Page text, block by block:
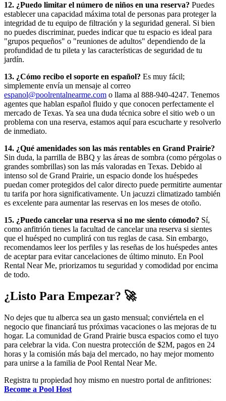
12. ¿Puedo limitar el número de niños en una reserva? Puedes
establecer una capacidad máxima total de personas para proteger la
integridad de tu equipo de filtración y la seguridad general. Si bien
no puedes discriminar, puedes indicar que tu espacio es ideal para
"grupos pequeños" o "reuniones de adultos" dependiendo de la
profundidad de tu pileta y las características de seguridad de tu
jardín.
13. ¿Cómo recibo el soporte en español? Es muy fácil;
simplemente envía un mensaje al correo
espanol@poolrentalnearme.com o llama al 888-940-4247. Tenemos
agentes que hablan español fluido y que conocen perfectamente el
mercado de Texas. Ya sea una duda técnica sobre el sitio web o un
problema con una reserva, estamos aquí para escucharte y resolverlo
de inmediato.
14. ¿Qué amenidades son las más rentables en Grand Prairie?
Sin duda, la parrilla de BBQ y las áreas de sombra (como pérgolas o
grandes sombrillas) son las más valoradas en Texas. Debido al
intenso sol de Grand Prairie, un espacio donde los huéspedes
puedan comer protegidos del calor directo puede permitirte aumentar
tu tarifa por hora significativamente. Un jacuzzi climatizado también
es excelente para aumentar las reservas en los meses de otoño.
15. ¿Puedo cancelar una reserva si no me siento cómodo? Sí,
como anfitrión tienes la facultad de cancelar una reserva si sientes
que el huésped no cumplirá con tus reglas de casa. Sin embargo,
recomendamos leer los perfiles y las reseñas de los huéspedes antes
de aceptar para evitar cancelaciones de último minuto. En Pool
Rental Near Me, priorizamos tu seguridad y comodidad por encima
de todo.
¿Listo Para Empezar? 🚀
No dejes que tu alberca sea un gasto mensual; conviértela en el
negocio que financiará tus próximas vacaciones o las mejoras de tu
hogar. La comunidad de Grand Prairie busca espacios como el tuyo
para celebrar la vida. Con nuestra protección de $2M, pagos en 24
horas y la comisión más baja del mercado, no hay mejor momento
para unirse a la familia de Pool Rental Near Me.
Registra tu propiedad hoy mismo en nuestro portal de anfitriones:
Become a Pool Host